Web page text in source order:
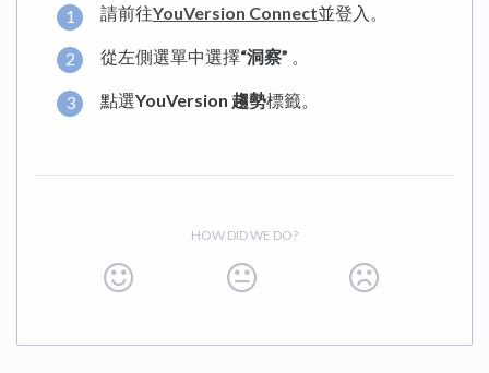
請前往YouVersion Connect並登入。
從左側選單中選擇“洞察” 。
點選YouVersion 趨勢標籤。
HOW DID WE DO?